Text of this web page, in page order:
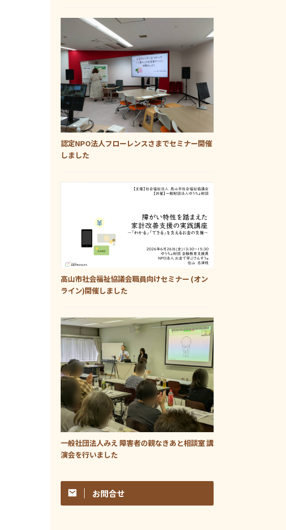
認定NPO法人フローレンスさまでセミナー開催
しました
高山市社会福祉協議会職員向けセミナー (オン
ライン)開催しました
一般社団法人みえ 障害者の親なきあと相談室 講
演会を行いました
お問合せ